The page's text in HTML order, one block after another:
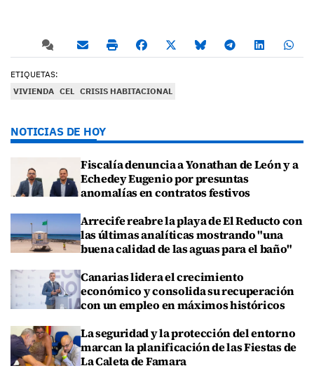
ETIQUETAS:
VIVIENDA CEL CRISIS HABITACIONAL
NOTICIAS DE HOY
Fiscalía denuncia a Yonathan de León y a
Echedey Eugenio por presuntas
anomalías en contratos festivos
Arrecife reabre la playa de El Reducto con
las últimas analíticas mostrando "una
buena calidad de las aguas para el baño"
Canarias lidera el crecimiento
económico y consolida su recuperación
con un empleo en máximos históricos
La seguridad y la protección del entorno
marcan la planificación de las Fiestas de
La Caleta de Famara